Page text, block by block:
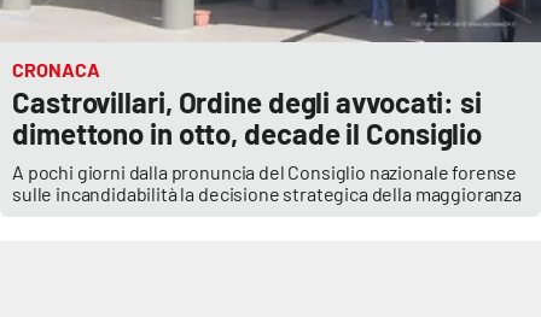
CRONACA
Castrovillari, Ordine degli avvocati: si
dimettono in otto, decade il Consiglio
A pochi giorni dalla pronuncia del Consiglio nazionale forense
sulle incandidabilità la decisione strategica della maggioranza